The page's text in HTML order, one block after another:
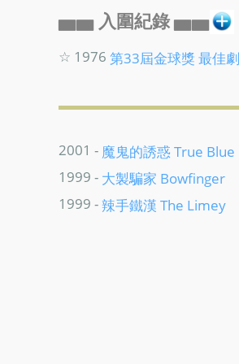
▅▅ 入圍紀錄 ▅▅
☆ 1976 第33屆金球獎 最佳
2001 - 魔鬼的誘惑 True Blue
1999 - 大製騙家 Bowfinger
1999 -辣手鐵漢 The Limey